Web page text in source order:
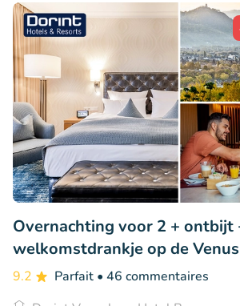
Overnachting voor 2 + ontbijt
welkomstdrankje op de
9.2 Parfait • 46 commentaires